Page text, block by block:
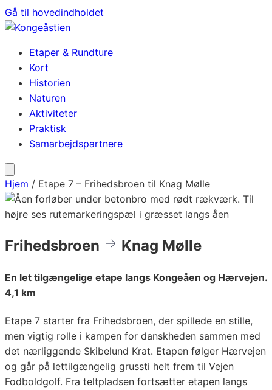
Gå til hovedindholdet
Etaper & Rundture
Kort
Historien
Naturen
Aktiviteter
Praktisk
Samarbejdspartnere
Hjem / Etape 7 – Frihedsbroen til Knag Mølle
Frihedsbroen Knag Mølle
En let tilgængelige etape langs Kongeåen og Hærvejen.
4,1 km
Etape 7 starter fra Frihedsbroen, der spillede en stille,
men vigtig rolle i kampen for danskheden sammen med
det nærliggende Skibelund Krat. Etapen følger Hærvejen
og går på lettilgængelig grussti helt frem til Vejen
Fodboldgolf. Fra teltpladsen fortsætter etapen langs